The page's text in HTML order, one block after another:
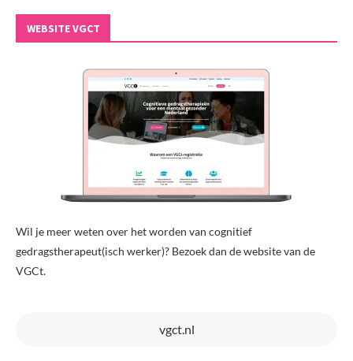
WEBSITE VGCT
Wil je meer weten over het worden van cognitief
gedragstherapeut(isch werker)? Bezoek dan de website van de
VGCt.
vgct.nl